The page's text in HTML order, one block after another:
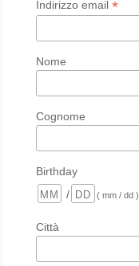
Indirizzo email *
Nome
Cognome
Birthday
/
( mm / dd )
Città